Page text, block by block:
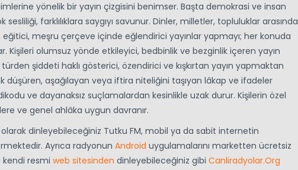
yönelik bir yayın çizgisini benimser. Başta demokrasi ve insan
sesliliği, farklılıklara saygıyı savunur. Dinler, milletler, topluluklar arasında
eğitici, meşru çerçeve içinde eğlendirici yayınlar yapmayı; her konuda
Kişileri olumsuz yönde etkileyici, bedbinlik ve bezginlik içeren yayın
şiddeti haklı gösterici, özendirici ve kışkırtan yayın yapmaktan
düşüren, aşağılayan veya iftira niteliğini taşıyan lâkap ve ifadeler
ve dayanaksız suçlamalardan kesinlikle uzak durur. Kişilerin özel
ve genel ahlâka uygun davranır.
dinleyebileceğiniz Tutku FM, mobil ya da sabit internetin
Ayrıca radyonun Android uygulamalarını marketten ücretsiz
kendi resmi web sitesinden dinleyebileceğiniz gibi Canliradyolar.Org